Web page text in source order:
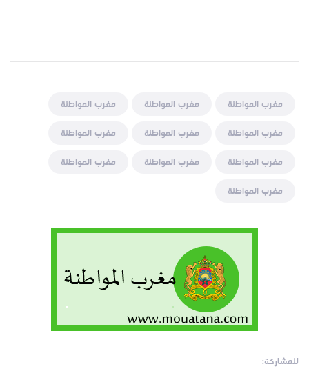
مغرب المواطنة مغرب المواطنة
مغرب المواطنة
مغرب المواطنة
مغرب المواطنة
مغرب المواطنة
مغرب المواطنة
مغرب المواطنة
مغرب المواطنة
مغرب المواطنة
للمشاركة: